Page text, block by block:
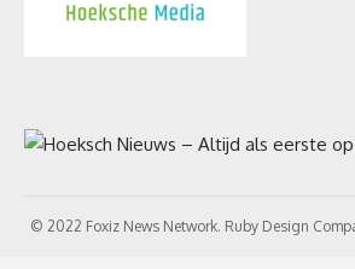
© 2022 Foxiz News Network. Ruby Design